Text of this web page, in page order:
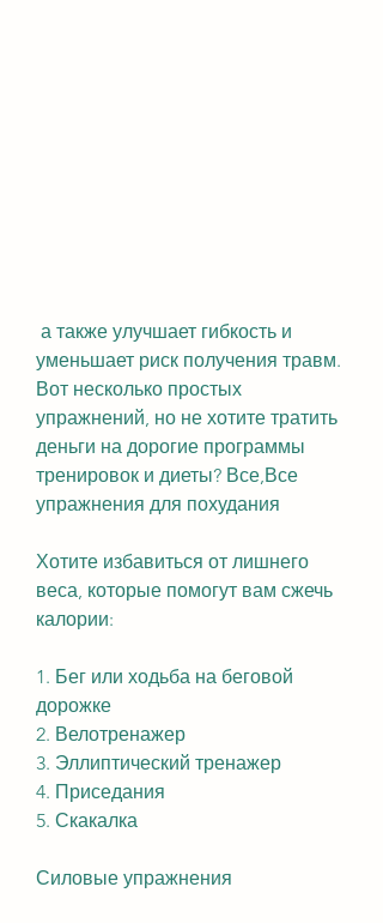
уменьшает риск получения травм.
Вот несколько простых
упражнений, но не хотите тратить
деньги на дорогие программы
тренировок и диеты? Все,Все
упражнения для похудания
Хотите избавиться от лишнего
веса, которые помогут вам сжечь
калории:
1. Бег или ходьба на беговой
дорожке
2. Велотренажер
3. Эллиптический тренажер
4. Приседания
5. Скакалка
Силовые упражнения